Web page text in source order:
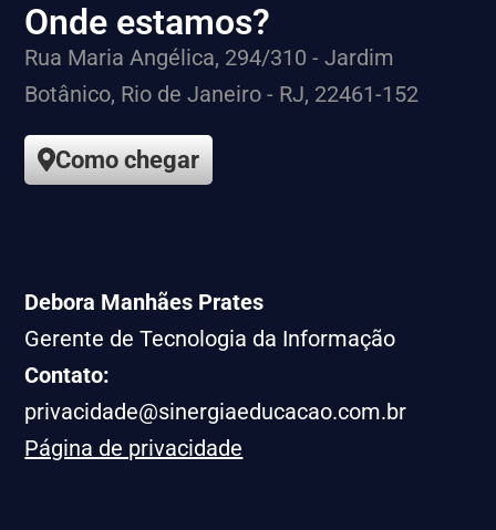
Onde estamos?
Rua Maria Angélica, 294/310 - Jardim
Botânico, Rio de Janeiro - RJ, 22461-152
Como chegar
Debora Manhães Prates
Gerente de Tecnologia da Informação
Contato:
privacidade@sinergiaeducacao.com.br
Página de privacidade